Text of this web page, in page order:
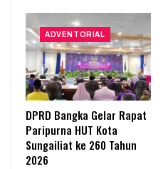
ADVENTORIAL
DPRD Bangka Gelar Rapat
Paripurna HUT Kota
Sungailiat ke 260 Tahun
2026